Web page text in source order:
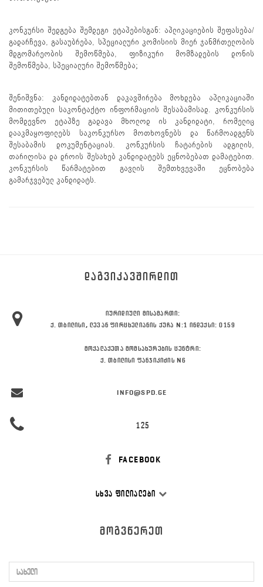
კონკურსი შედგება შემდეგი ეტაპებისგან: აპლიკაციების შეფასება/
გადარჩევა, გასაუბრება, სპეციალური კომისიის მიერ ჯანმრთელობის
მდგომარეობის შემოწმება, ფიზიკური მომზადების დონის
შემოწმება, სპეციალური შემოწმება;
შენიშვნა: კანდიდატებთან დაკავშირება მოხდება აპლიკაციაში
მითითებული საკონტაქტო ინფორმაციის შესაბამისად. კონკურსის
მომდევნო ეტაპზე გადავა მხოლოდ ის კანდიდატი, რომელიც
დააკმაყოფილებს საკონკურსო მოთხოვნებს და წარმოადგენს
შესაბამის დოკუმენტაციას. კონკურსის ჩატარების ადგილის,
თარიღისა და დროის შესახებ კანდიდატებს ეცნობებათ დამატებით.
კონკურსის წარმატებით გავლის შემთხვევაში ეცნობება
გამარჯვებულ კანდიდატს.
ᲓᲐᲒᲕᲘᲙᲐᲕᲨᲘᲠᲓᲘᲗ
ᲘᲣᲠᲘᲓᲘᲣᲚᲘ ᲛᲘᲡᲐᲛᲐᲠᲗᲘ:
Ქ. ᲗᲑᲘᲚᲘᲡᲘ, ᲚᲔᲕᲐᲜ ᲤᲘᲠᲪᲮᲔᲚᲘᲐᲜᲘᲡ ᲥᲣᲩᲐ N:1 ᲘᲜᲓᲔᲥᲡᲘ: 0159
ᲛᲝᲥᲐᲚᲐᲥᲔᲗᲐ ᲛᲝᲛᲡᲐᲮᲣᲠᲔᲑᲘᲡ ᲪᲔᲜᲢᲠᲘ:
Ქ. ᲗᲑᲘᲚᲘᲡᲘ ᲤᲐᲜᲯᲘᲙᲘᲫᲘᲡ N6
INFO@SPD.GE
125
FACEBOOK
ᲡᲮᲕᲐ ᲤᲘᲚᲘᲐᲚᲔᲑᲘ
ᲛᲝᲒᲕᲬᲔᲠᲔᲗ